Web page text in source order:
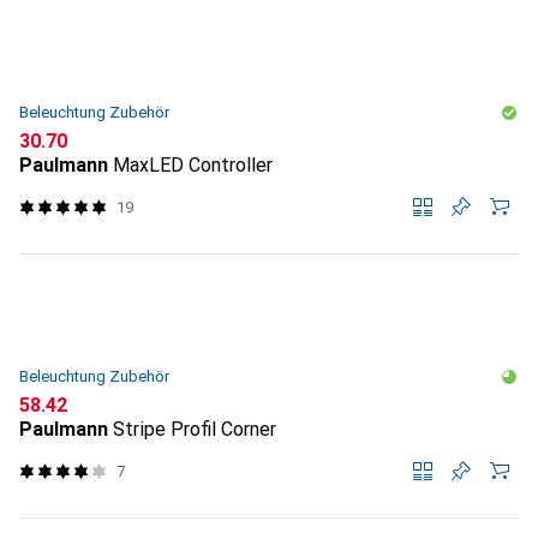
Beleuchtung Zubehör
CHF
30.70
Paulmann MaxLED Controller
19
Beleuchtung Zubehör
CHF
58.42
Paulmann Stripe Profil Corner
7